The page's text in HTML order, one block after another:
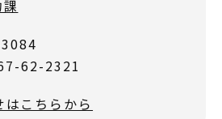
62-2321
こちらから